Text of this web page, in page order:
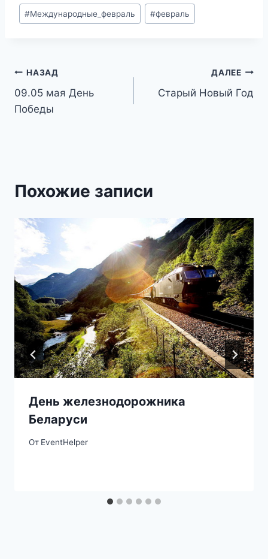
Метки
записи:
#Международные_февраль #февраль
Навигация
по
НАЗАД
09.05 мая День
Победы
ДАЛЕЕ
Старый Новый Год
Похожие записи
День железнодорожника
Беларуси
От EventHelper